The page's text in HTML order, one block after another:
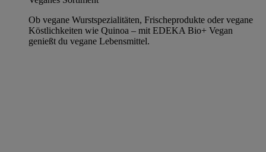
Ob vegane Wurstspezialitäten, Frischeprodukte oder vegane
Köstlichkeiten wie Quinoa – mit EDEKA Bio+ Vegan
genießt du vegane Lebensmittel.